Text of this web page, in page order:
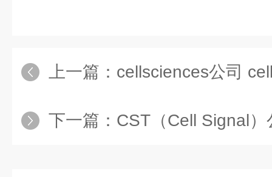
上一篇： cellsciences公司
下一篇： CST（Cell Signal）公司